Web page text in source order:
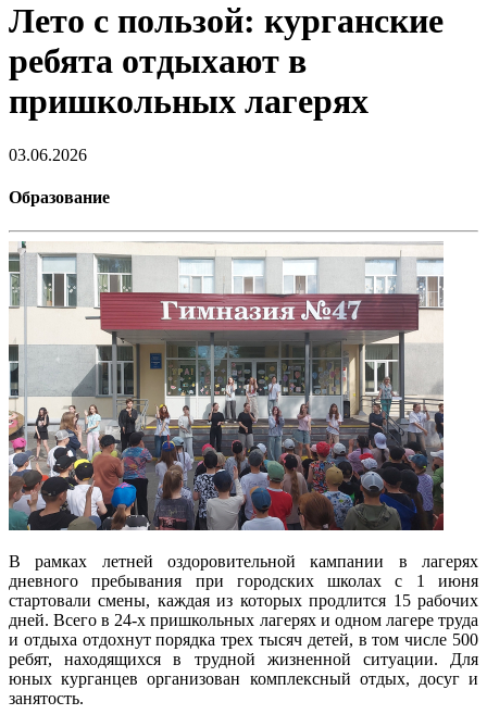
Лето с пользой: курганские
ребята отдыхают в
пришкольных лагерях
03.06.2026
Образование
В рамках летней оздоровительной кампании в лагерях
дневного пребывания при городских школах с 1 июня
стартовали смены, каждая из которых продлится 15 рабочих
дней. Всего в 24-х пришкольных лагерях и одном лагере труда
и отдыха отдохнут порядка трех тысяч детей, в том числе 500
ребят, находящихся в трудной жизненной ситуации. Для
юных курганцев организован комплексный отдых, досуг и
занятость.